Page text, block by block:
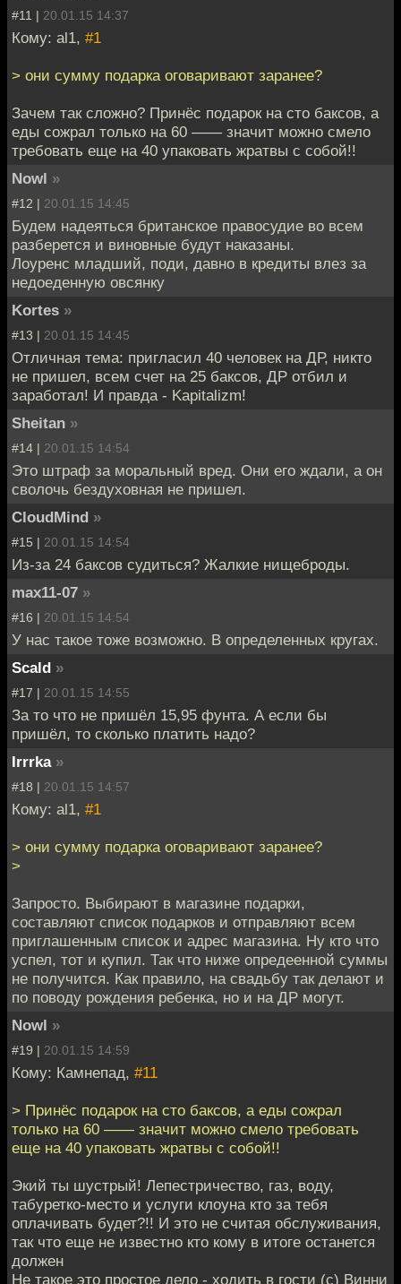
#11 | 20.01.15 14:37
Кому: al1, #1
> они сумму подарка оговаривают заранее?
Зачем так сложно? Принёс подарок на сто баксов, а
еды сожрал только на 60 —— значит можно смело
требовать еще на 40 упаковать жратвы с собой!!
Nowl »
#12 | 20.01.15 14:45
Будем надеяться британское правосудие во всем
разберется и виновные будут наказаны.
Лоуренс младший, поди, давно в кредиты влез за
недоеденную овсянку
Kortes »
#13 | 20.01.15 14:45
Отличная тема: пригласил 40 человек на ДР, никто
не пришел, всем счет на 25 баксов, ДР отбил и
заработал! И правда - Kapitalizm!
Sheitan »
#14 | 20.01.15 14:54
Это штраф за моральный вред. Они его ждали, а он
сволочь бездуховная не пришел.
CloudMind »
#15 | 20.01.15 14:54
Из-за 24 баксов судиться? Жалкие нищеброды.
max11-07 »
#16 | 20.01.15 14:54
У нас такое тоже возможно. В определенных кругах.
Scald »
#17 | 20.01.15 14:55
За то что не пришёл 15,95 фунта. А если бы
пришёл, то сколько платить надо?
Irrrka »
#18 | 20.01.15 14:57
Кому: al1, #1
> они сумму подарка оговаривают заранее?
>
Запросто. Выбирают в магазине подарки,
составляют список подарков и отправляют всем
приглашенным список и адрес магазина. Ну кто что
успел, тот и купил. Так что ниже опредеенной суммы
не получится. Как правило, на свадьбу так делают и
по поводу рождения ребенка, но и на ДР могут.
Nowl »
#19 | 20.01.15 14:59
Кому: Камнепад, #11
> Принёс подарок на сто баксов, а еды сожрал
только на 60 —— значит можно смело требовать
еще на 40 упаковать жратвы с собой!!
Экий ты шустрый! Лепестричество, газ, воду,
табуретко-место и услуги клоуна кто за тебя
оплачивать будет?!! И это не считая обслуживания,
так что еще не известно кто кому в итоге останется
должен
Не такое это простое дело - ходить в гости (с) Винни